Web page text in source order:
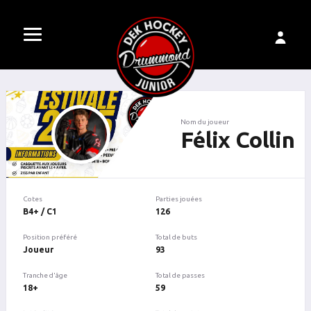
Nom du joueur
Félix Collin
Cotes
B4+ / C1
Position préféré
Joueur
Tranche d'âge
18+
Parties jouées
126
Total de buts
93
Total de passes
59